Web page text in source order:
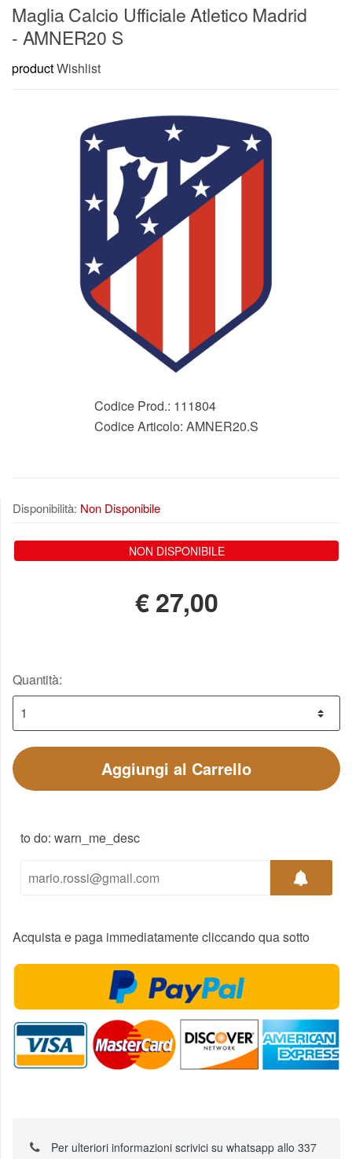
Maglia Calcio Ufficiale Atletico Madrid
- AMNER20 S
productWishlist
Codice Prod.: 111804
Codice Articolo: AMNER20.S
Disponibilità: Non Disponibile
NON DISPONIBILE
€27,00
Quantità:
Aggiungi al Carrello
to do: warn_me_desc
Acquista e paga immediatamente cliccando qua sotto
Per ulteriori informazioni scrivici su whatsapp allo 337